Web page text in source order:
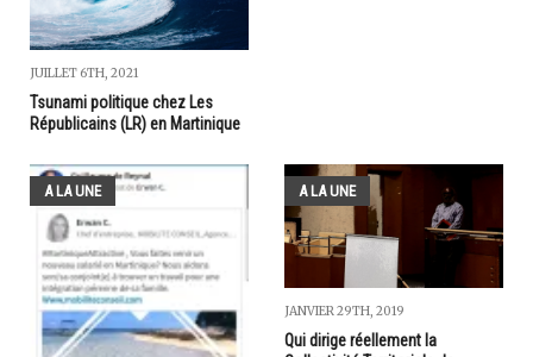
JUILLET 6TH, 2021
Tsunami politique chez Les
Républicains (LR) en Martinique
A LA UNE A LA UNE
JANVIER 29TH, 2019
Qui dirige réellement la